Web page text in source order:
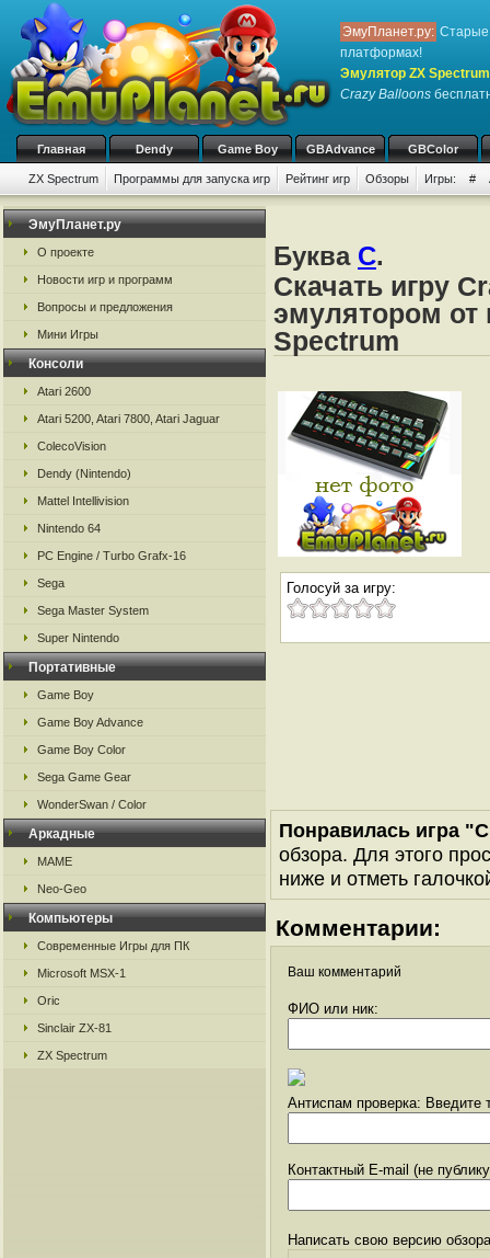
ЭмуПланет.ру: Старые
платформах!
Эмулятор ZX
Crazy Balloons
Главная Dendy Game Boy GBAdvance GBColor
ZX Spectrum Программы для запуска игр Рейтинг игр Обзоры Игры: #
ЭмуПланет.ру
О проекте
Новости игр и программ
Вопросы и предложения
Мини Игры
Консоли
Atari 2600
Atari 5200, Atari 7800, Atari Jaguar
ColecoVision
Dendy (Nintendo)
Mattel Intellivision
Nintendo 64
PC Engine / Turbo Grafx-16
Sega
Sega Master System
Super Nintendo
Портативные
Game Boy
Game Boy Advance
Game Boy Color
Sega Game Gear
WonderSwan / Color
Аркадные
MAME
Neo-Geo
Компьютеры
Современные Игры для ПК
Microsoft MSX-1
Oric
Sinclair ZX-81
ZX Spectrum
Буква C.
Скачать игру
эмулятором от
Spectrum
Голосуй за игру:
Понравилась игра
обзора. Для этого
ниже и отметь
Комментарии:
Ваш комментарий
ФИО или ник:
Антиспам проверка: Введите
Контактный E-mail (не
Написать свою версию